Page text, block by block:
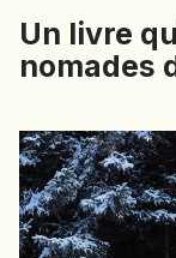
DJIBOUTI
EGYPTE
EQUATEUR
ERYTHRÉE
ESTONIE
ETHIOPIE
Un livre
nomades